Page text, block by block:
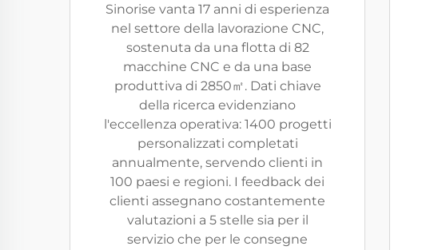
Sinorise vanta 17 anni di esperienza
nel settore della lavorazione CNC,
sostenuta da una flotta di 82
macchine CNC e da una base
produttiva di 2850㎡. Dati chiave
della ricerca evidenziano
l'eccellenza operativa: 1400 progetti
personalizzati completati
annualmente, servendo clienti in
100 paesi e regioni. I feedback dei
clienti assegnano costantemente
valutazioni a 5 stelle sia per il
servizio che per le consegne